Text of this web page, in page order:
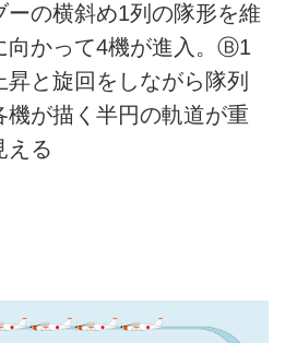
ーの横斜め1列の隊形を維
かって4機が進入。Ⓑ1
と旋回をしながら隊列
機が描く半円の軌道が重
える